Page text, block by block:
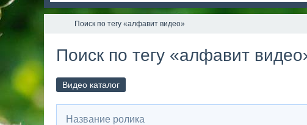
Поиск по тегу «алфавит видео»
Поиск по тегу «алфавит
Видео каталог
Название ролика